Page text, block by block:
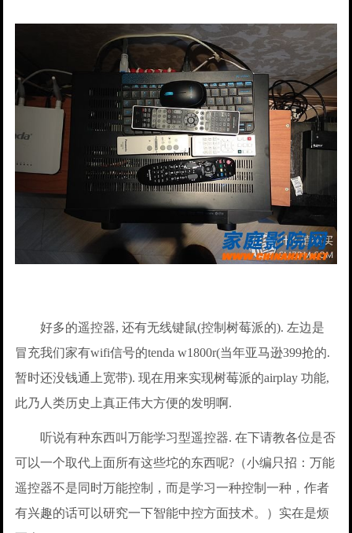
好多的遥控器, 还有无线键鼠(控制树莓派的). 左边是
冒充我们家有wifi信号的tenda w1800r(当年亚马逊399抢的.
暂时还没钱通上宽带). 现在用来实现树莓派的airplay 功能,
此乃人类历史上真正伟大方便的发明啊.
听说有种东西叫万能学习型遥控器. 在下请教各位是否
可以一个取代上面所有这些坨的东西呢?（小编只招：万能
遥控器不是同时万能控制，而是学习一种控制一种，作者
有兴趣的话可以研究一下智能中控方面技术。）实在是烦